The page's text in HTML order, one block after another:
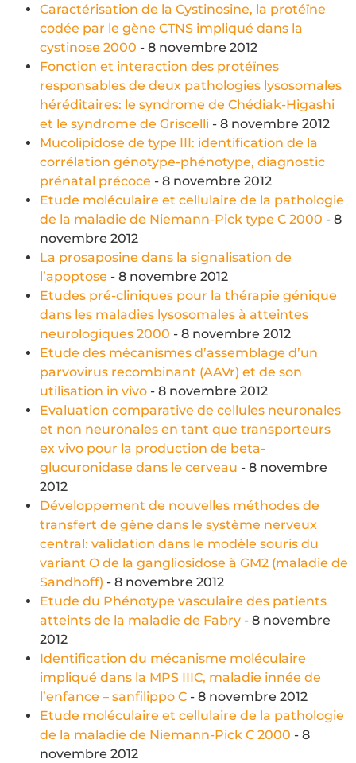
Caractérisation de la Cystinosine, la protéïne
codée par le gène CTNS impliqué dans la
cystinose 2000 - 8 novembre 2012
Fonction et interaction des protéïnes
responsables de deux pathologies lysosomales
héréditaires: le syndrome de Chédiak-Higashi
et le syndrome de Griscelli - 8 novembre 2012
Mucolipidose de type III: identification de la
corrélation génotype-phénotype, diagnostic
prénatal précoce - 8 novembre 2012
Etude moléculaire et cellulaire de la pathologie
de la maladie de Niemann-Pick type C 2000 - 8
novembre 2012
La prosaposine dans la signalisation de
l’apoptose - 8 novembre 2012
Etudes pré-cliniques pour la thérapie génique
dans les maladies lysosomales à atteintes
neurologiques 2000 - 8 novembre 2012
Etude des mécanismes d’assemblage d’un
parvovirus recombinant (AAVr) et de son
utilisation in vivo - 8 novembre 2012
Evaluation comparative de cellules neuronales
et non neuronales en tant que transporteurs
ex vivo pour la production de beta-
glucuronidase dans le cerveau - 8 novembre
2012
Développement de nouvelles méthodes de
transfert de gène dans le système nerveux
central: validation dans le modèle souris du
variant O de la gangliosidose à GM2 (maladie de
Sandhoff) - 8 novembre 2012
Etude du Phénotype vasculaire des patients
atteints de la maladie de Fabry - 8 novembre
2012
Identification du mécanisme moléculaire
impliqué dans la MPS IIIC, maladie innée de
l’enfance – sanfilippo C - 8 novembre 2012
Etude moléculaire et cellulaire de la pathologie
de la maladie de Niemann-Pick C 2000 - 8
novembre 2012